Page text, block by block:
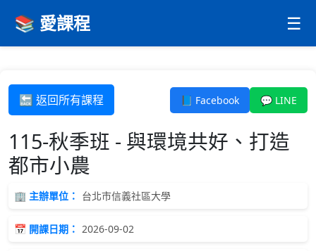
📚 愛課程 ☰
🔙 返回所有課程 📘 Facebook 💬 LINE
115-秋季班 - 與環境共好、打造
都市小農
🏢 主辦單位： 台北市信義社區大學
📅 開課日期： 2026-09-02